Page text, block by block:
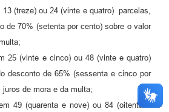
(treze) ou 24 (vinte e quatro) parcelas,
de 70% (setenta por cento) sobre o valor
25 (vinte e cinco) ou 48 (vinte e quatro)
desconto de 65% (sessenta e cinco por
de mora e da multa;
49 (quarenta e nove) ou 84 (oitenta e